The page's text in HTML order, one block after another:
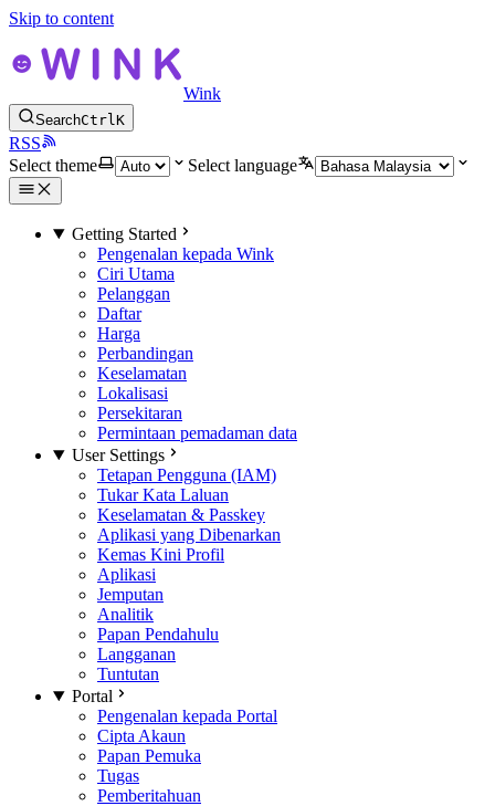
Skip to content
Wink
SearchCtrlK
RSS
Select theme
Select language
Getting Started
Pengenalan kepada Wink
Ciri Utama
Pelanggan
Daftar
Harga
Perbandingan
Keselamatan
Lokalisasi
Persekitaran
Permintaan pemadaman data
User Settings
Tetapan Pengguna (IAM)
Tukar Kata Laluan
Keselamatan & Passkey
Aplikasi yang Dibenarkan
Kemas Kini Profil
Aplikasi
Jemputan
Analitik
Papan Pendahulu
Langganan
Tuntutan
Portal
Pengenalan kepada Portal
Cipta Akaun
Papan Pemuka
Tugas
Pemberitahuan